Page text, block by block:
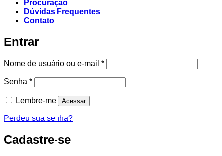
Procuração
Dúvidas Frequentes
Contato
Entrar
Nome de usuário ou e-mail *Obrigatório
Senha *Obrigatório
Lembre-me Acessar
Perdeu sua senha?
Cadastre-se